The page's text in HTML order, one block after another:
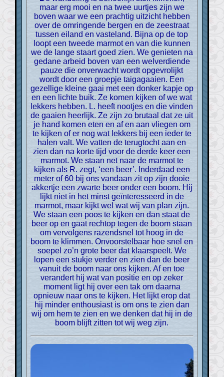
maar erg mooi en na twee uurtjes zijn we
boven waar we een prachtig uitzicht hebben
over de omringende bergen en de zeestraat
tussen eiland en vasteland. Bijna op de top
loopt een tweede marmot en van die kunnen
we de lange staart goed zien. We genieten na
gedane arbeid boven van een welverdiende
pauze die onverwacht wordt opgevrolijkt
wordt door een groepje taigagaaien. Een
gezellige kleine gaai met een donker kapje op
en een lichte buik. Ze komen kijken of we wat
lekkers hebben. L. heeft nootjes en die vinden
de gaaien heerlijk. Ze zijn zo brutaal dat ze uit
je hand komen eten en af en aan vliegen om
te kijken of er nog wat lekkers bij een ieder te
halen valt. We vatten de terugtocht aan en
zien dan na korte tijd voor de derde keer een
marmot. We staan net naar de marmot te
kijken als R. zegt, ‘een beer’. Inderdaad een
meter of 60 bij ons vandaan zit op zijn dooie
akkertje een zwarte beer onder een boom. Hij
lijkt niet in het minst geïnteresseerd in de
marmot, maar kijkt wel wat wij van plan zijn.
We staan een poos te kijken en dan staat de
beer op en gaat rechtop tegen de boom staan
om vervolgens razendsnel tot hoog in de
boom te klimmen. Onvoorstelbaar hoe snel en
soepel zo’n grote beer dat klaarspeelt. We
lopen een stukje verder en zien dan de beer
vanuit de boom naar ons kijken. Af en toe
verandert hij wat van positie en op zeker
moment ligt hij over een tak om daarna
opnieuw naar ons te kijken. Het lijkt erop dat
hij minder enthousiast is om ons te zien dan
wij om hem te zien en we denken dat hij in de
boom blijft zitten tot wij weg zijn.